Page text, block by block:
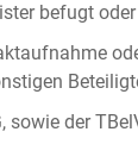
befugt
der